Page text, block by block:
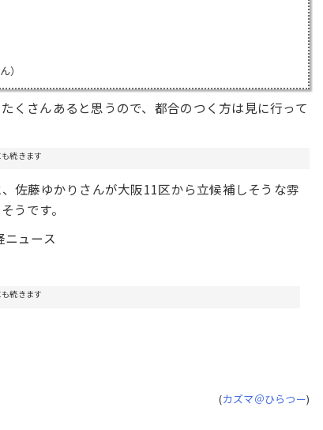
）
くさんあると思うので、都合のつく方は見に行って
続きます
佐藤ゆかりさんが大阪11区から立候補しそうな雰
うです。
ニュース
続きます
(カズマ＠ひらつー)